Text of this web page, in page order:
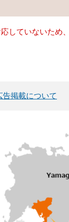
していないため
告掲載について